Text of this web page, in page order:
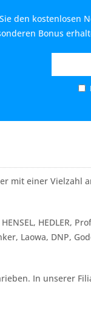
den kostenlosen
Bonus
mit einer Vielzahl
HEDLER,
Laowa, DNP,
In unserer